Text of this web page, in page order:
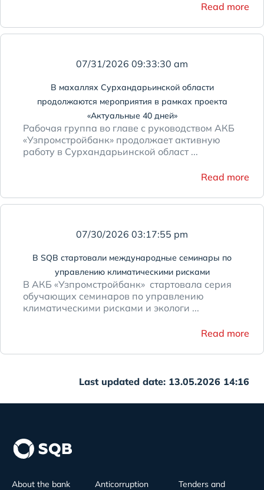
Read more
07/31/2026 09:33:30 am
В махаллях Сурхандарьинской области
продолжаются мероприятия в рамках проекта
«Актуальные 40 дней»
Рабочая группа во главе с руководством АКБ
«Узпромстройбанк» продолжает активную
работу в Сурхандарьинской област ...
Read more
07/30/2026 03:17:55 pm
В SQB стартовали международные семинары по
управлению климатическими рисками
В АКБ «Узпромстройбанк» стартовала серия
обучающих семинаров по управлению
климатическими рисками и экологи ...
Read more
Last updated date: 13.05.2026 14:16
About the bank Anticorruption
Tenders and